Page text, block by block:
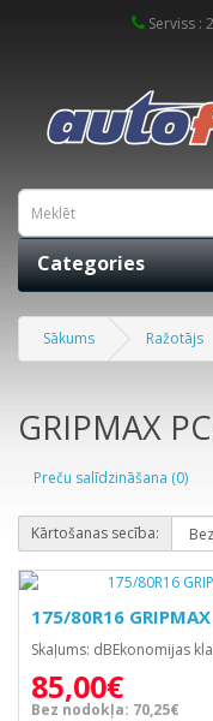
Serviss :
Categories
Sākums Ražotājs
GRIPMAX
Preču salīdzināšana (0)
Kārtošanas secība:
175/80R16
Skaļums: dBEkonomijas
85,00€
Bez nodokļa: 70,25€